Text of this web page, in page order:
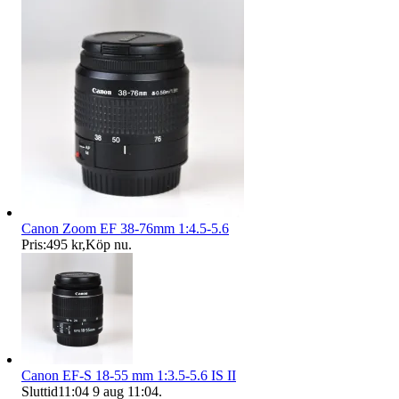
Canon Zoom EF 38-76mm 1:4.5-5.6
Pris:495 kr,Köp nu.
Canon EF-S 18-55 mm 1:3.5-5.6 IS II
Sluttid11:04 9 aug 11:04.